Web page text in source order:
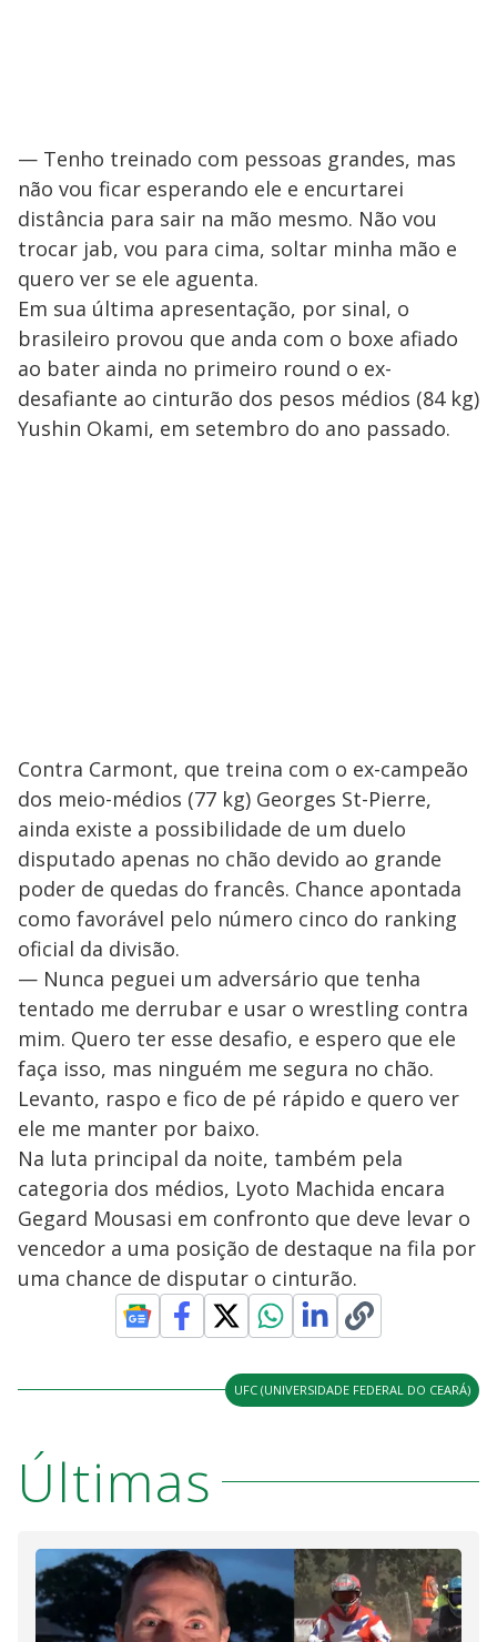
— Tenho treinado com pessoas grandes, mas
não vou ficar esperando ele e encurtarei
distância para sair na mão mesmo. Não vou
trocar jab, vou para cima, soltar minha mão e
quero ver se ele aguenta.
Em sua última apresentação, por sinal, o
brasileiro provou que anda com o boxe afiado
ao bater ainda no primeiro round o ex-
desafiante ao cinturão dos pesos médios (84 kg)
Yushin Okami, em setembro do ano passado.
Contra Carmont, que treina com o ex-campeão
dos meio-médios (77 kg) Georges St-Pierre,
ainda existe a possibilidade de um duelo
disputado apenas no chão devido ao grande
poder de quedas do francês. Chance apontada
como favorável pelo número cinco do ranking
oficial da divisão.
— Nunca peguei um adversário que tenha
tentado me derrubar e usar o wrestling contra
mim. Quero ter esse desafio, e espero que ele
faça isso, mas ninguém me segura no chão.
Levanto, raspo e fico de pé rápido e quero ver
ele me manter por baixo.
Na luta principal da noite, também pela
categoria dos médios, Lyoto Machida encara
Gegard Mousasi em confronto que deve levar o
vencedor a uma posição de destaque na fila por
uma chance de disputar o cinturão.
UFC (UNIVERSIDADE FEDERAL DO CEARÁ)
Últimas